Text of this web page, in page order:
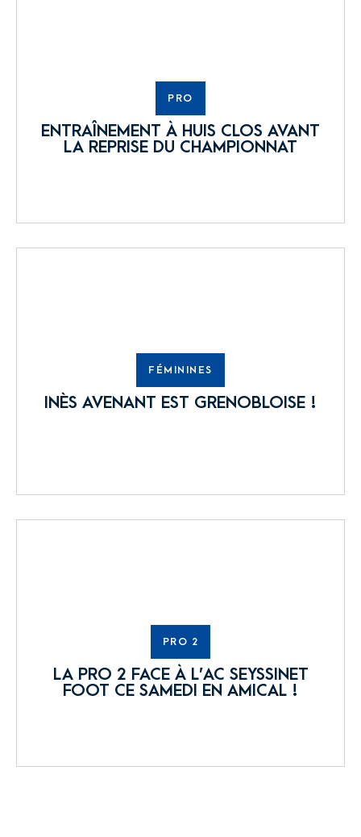
PRO
ENTRAÎNEMENT À HUIS CLOS AVANT
LA REPRISE DU CHAMPIONNAT
FÉMININES
INÈS AVENANT EST GRENOBLOISE !
PRO 2
LA PRO 2 FACE À L’AC SEYSSINET
FOOT CE SAMEDI EN AMICAL !